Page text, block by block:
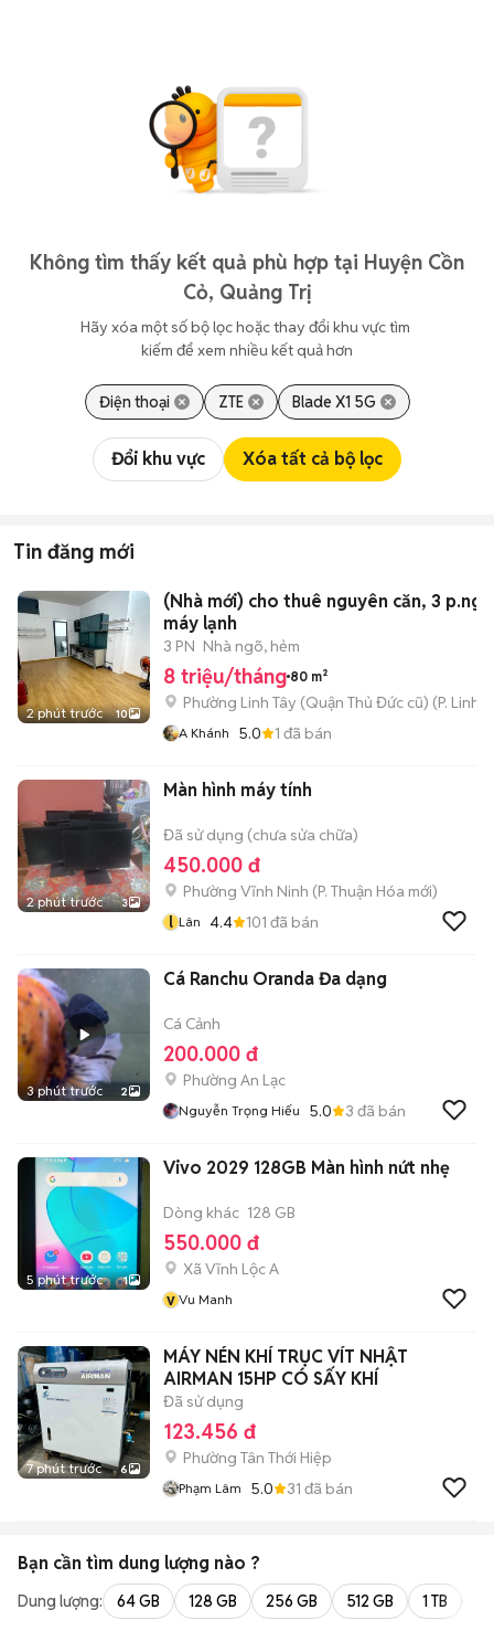
Không tìm thấy kết quả phù hợp tại Huyện Cồn
Cỏ, Quảng Trị
Hãy xóa một số bộ lọc hoặc thay đổi khu vực tìm
kiếm để xem nhiều kết quả hơn
Điện thoại ZTE Blade X1 5G
Đổi khu vực Xóa tất cả bộ lọc
Tin đăng mới
2 phút trước 10
(Nhà mới) cho thuê nguyên căn, 3
máy lạnh
3 PN Nhà ngõ, hẻm
8 triệu/tháng 80 m²
Phường Linh Tây (Quận Thủ Đức cũ) (P. Linh
A Khánh 5.0 1 đã bán
2 phút trước 3
Màn hình máy tính
Đã sử dụng (chưa sửa chữa)
450.000 đ
Phường Vĩnh Ninh (P. Thuận Hóa mới)
l Lân 4.4 101 đã bán
3 phút trước 2
Cá Ranchu Oranda Đa dạng
Cá Cảnh
200.000 đ
Phường An Lạc
Nguyễn Trọng Hiếu 5.0 3 đã bán
5 phút trước 1
Vivo 2029 128GB Màn hình nứt nhẹ
Dòng khác 128 GB
550.000 đ
Xã Vĩnh Lộc A
v Vu Manh
7 phút trước 6
MÁY NÉN KHÍ TRỤC VÍT NHẬT
AIRMAN 15HP CÓ SẤY KHÍ
Đã sử dụng
123.456 đ
Phường Tân Thới Hiệp
Phạm Lâm 5.0 31 đã bán
Bạn cần tìm dung lượng nào ?
Dung lượng: 64 GB 128 GB 256 GB 512 GB 1 TB